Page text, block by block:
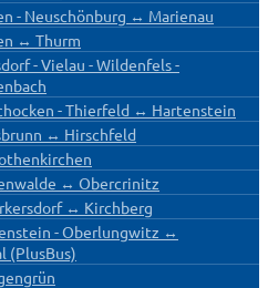
- Neuschönburg ↔ Marienau
↔ Thurm
- Vielau - Wildenfels -
- Thierfeld ↔ Hartenstein
↔ Hirschfeld
↔ Obercrinitz
↔ Kirchberg
- Oberlungwitz ↔
(PlusBus)